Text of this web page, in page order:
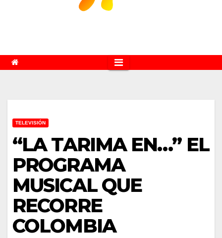
TELEVISIÓN
“LA TARIMA EN…” EL
PROGRAMA
MUSICAL QUE
RECORRE
COLOMBIA